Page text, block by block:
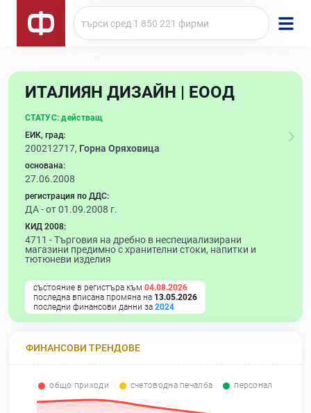
ИТАЛИЯН ДИЗАЙН | ЕООД
СТАТУС: действащ
ЕИК, град:
200212717, Горна Оряховица
основана:
27.06.2008
регистрация по ДДС:
ДА - от 01.09.2008 г.
КИД 2008:
4711 -Търговия на дребно в неспециализирани
магазини предимно с хранителни стоки, напитки и
тютюневи изделия
състояние в регистъра към 04.08.2026
последна вписана промяна на 13.05.2026
последни финансови данни за 2024
ФИНАНСОВИ ТРЕНДОВЕ
общо приходи счетоводна печалба персонал